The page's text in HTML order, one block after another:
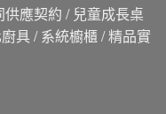
應契約 / 兒童成長桌
具 / 系統櫥櫃 / 精品實